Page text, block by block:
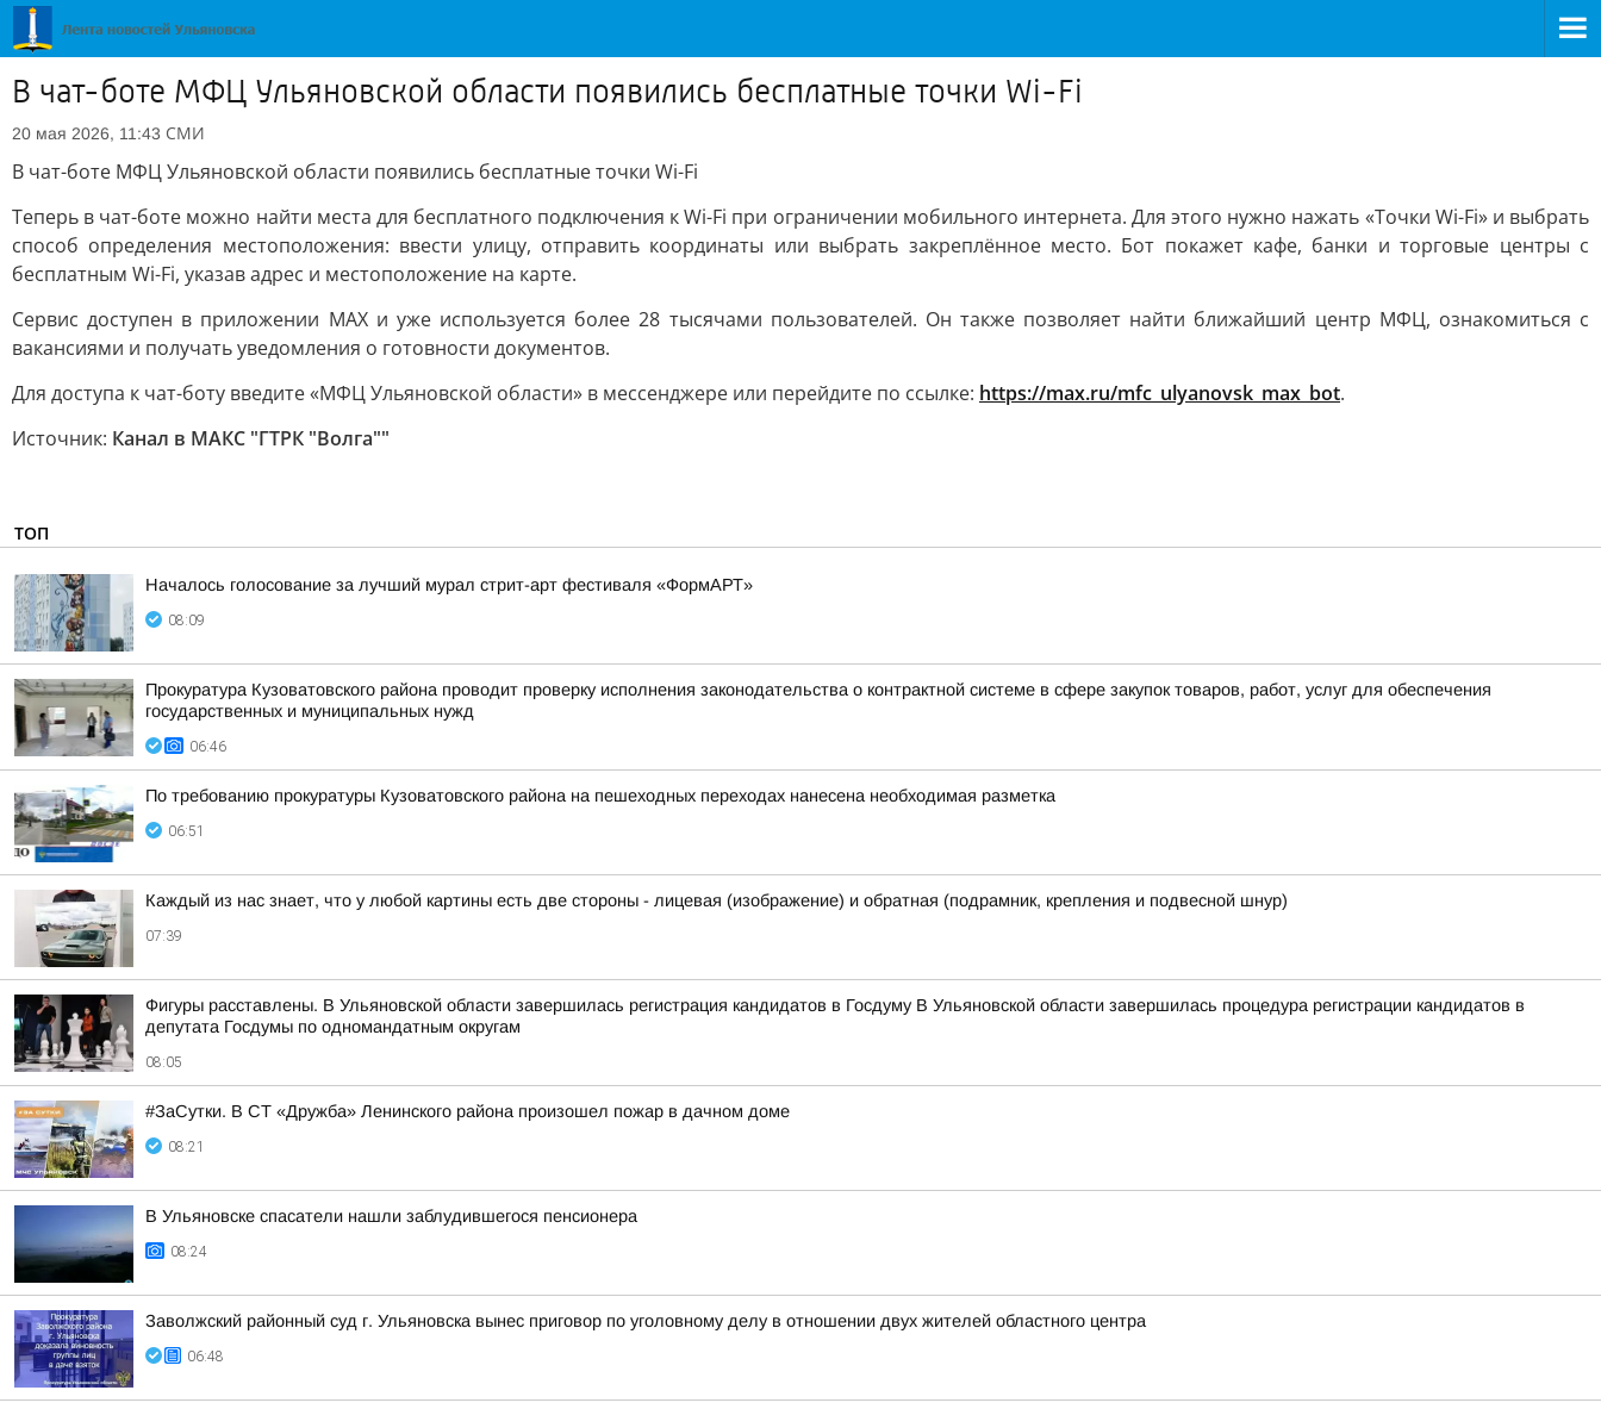
В чат-боте МФЦ Ульяновской области появились бесплатные точки Wi-Fi
20 мая 2026, 11:43 СМИ
В чат-боте МФЦ Ульяновской области появились бесплатные точки Wi-Fi
Теперь в чат-боте можно найти места для бесплатного подключения к Wi-Fi при ограничении мобильного интернета. Для этого нужно нажать «Точки Wi-Fi» и выбрать
способ определения местоположения: ввести улицу, отправить координаты или выбрать закреплённое место. Бот покажет кафе, банки и торговые центры с
бесплатным Wi-Fi, указав адрес и местоположение на карте.
Сервис доступен в приложении MAX и уже используется более 28 тысячами пользователей. Он также позволяет найти ближайший центр МФЦ, ознакомиться с
вакансиями и получать уведомления о готовности документов.
Для доступа к чат-боту введите «МФЦ Ульяновской области» в мессенджере или перейдите по ссылке: https://max.ru/mfc_ulyanovsk_max_bot.
Источник: Канал в МАКС "ГТРК "Волга""
ТОП
Началось голосование за лучший мурал стрит-арт фестиваля «ФормАРТ»
08:09
Прокуратура Кузоватовского района проводит проверку исполнения законодательства о контрактной системе в сфере закупок товаров, работ, услуг для обеспечения
государственных и муниципальных нужд
06:46
По требованию прокуратуры Кузоватовского района на пешеходных переходах нанесена необходимая разметка
06:51
Каждый из нас знает, что у любой картины есть две стороны - лицевая (изображение) и обратная (подрамник, крепления и подвесной шнур)
07:39
Фигуры расставлены. В Ульяновской области завершилась регистрация кандидатов в Госдуму В Ульяновской области завершилась процедура регистрации кандидатов в
депутата Госдумы по одномандатным округам
08:05
#ЗаСутки. В СТ «Дружба» Ленинского района произошел пожар в дачном доме
08:21
В Ульяновске спасатели нашли заблудившегося пенсионера
08:24
Заволжский районный суд г. Ульяновска вынес приговор по уголовному делу в отношении двух жителей областного центра
06:48